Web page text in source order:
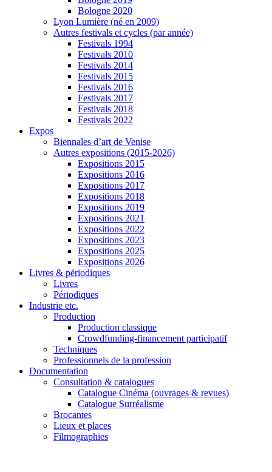
Bologne 2020
Lyon Lumière (né en 2009)
Autres festivals et cycles (par année)
Festivals 1994
Festivals 2010
Festivals 2014
Festivals 2015
Festivals 2016
Festivals 2017
Festivals 2018
Festivals 2022
Expos
Biennales d’art de Venise
Autres expositions (2015-2026)
Expositions 2015
Expositions 2016
Expositions 2017
Expositions 2018
Expositions 2019
Expositions 2021
Expositions 2022
Expositions 2023
Expositions 2025
Expositions 2026
Livres & périodiques
Livres
Périodiques
Industrie etc.
Production
Production classique
Crowdfunding-financement participatif
Techniques
Professionnels de la profession
Documentation
Consultation & catalogues
Catalogue Cinéma (ouvrages & revues)
Catalogue Surréalisme
Brocantes
Lieux et places
Filmographies